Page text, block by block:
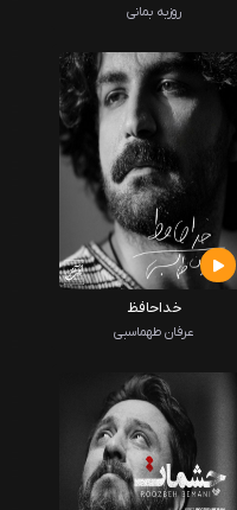
روزبه بمانی
خداحافظ
عرفان طهماسبی